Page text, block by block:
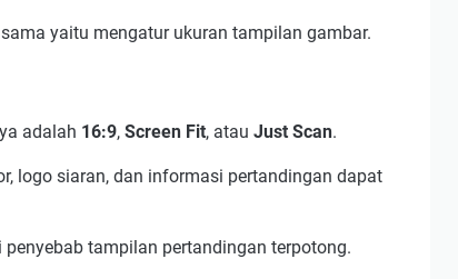
yaitu mengatur ukuran tampilan gambar.
adalah 16:9, Screen Fit, atau Just Scan.
logo siaran, dan informasi pertandingan dapat
penyebab tampilan pertandingan terpotong.